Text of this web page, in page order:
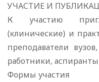
УЧАСТИЕ И
К участию
(клинические) и
преподаватели
работники,
Формы участия